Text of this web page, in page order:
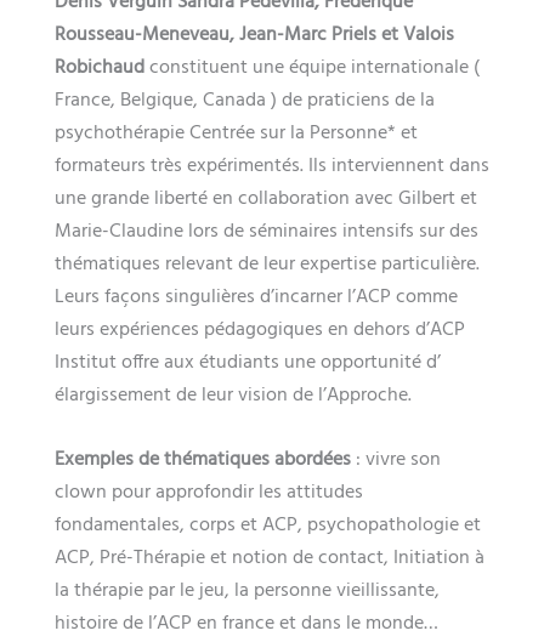
Rousseau-Meneveau, Jean-Marc Priels et Valois
Robichaudconstituent une équipe internationale (
France, Belgique, Canada ) de praticiens de la
psychothérapie Centrée sur la Personne* et
formateurs très expérimentés. Ils interviennent dans
une grande liberté en collaboration avec Gilbert et
Marie-Claudine lors de séminaires intensifs sur des
thématiques relevant de leur expertise particulière.
Leurs façons singulières d’incarner l’ACP comme
leurs expériences pédagogiques en dehors d’ACP
Institut offre aux étudiants une opportunité d’
élargissement de leur vision de l’Approche.
Exemples de thématiques abordées: vivre son
clown pour approfondir les attitudes
fondamentales, corps et ACP, psychopathologie et
ACP, Pré-Thérapie et notion de contact, Initiation à
la thérapie par le jeu, la personne vieillissante,
histoire de l’ACP en france et dans le monde…